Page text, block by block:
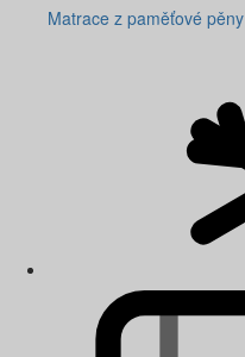
Matrace z paměťové pěny